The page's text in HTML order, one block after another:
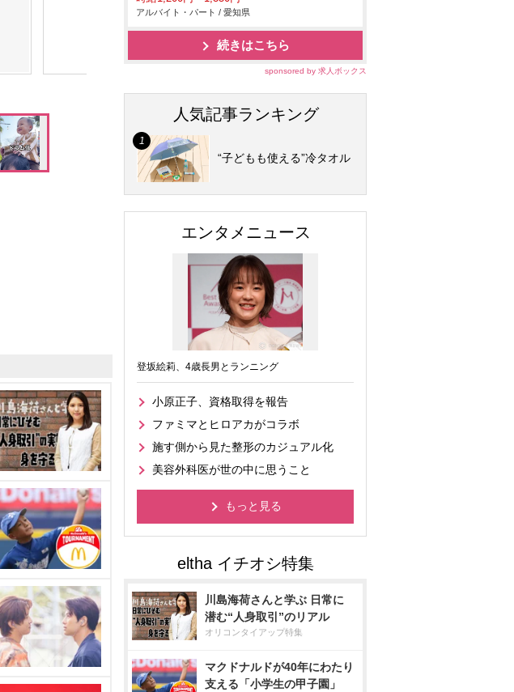
アルバイト・パート / 愛知県
続きはこちら
sponsored by 求人ボックス
人気記事ランキング
“子どもも使える”冷タオル
エンタメニュース
登坂絵莉、4歳長男とランニング
小原正子、資格取得を報告
ファミマとヒロアカがコラボ
施す側から見た整形のカジュアル化
美容外科医が世の中に思うこと
もっと見る
川島海荷さんと学ぶ 日常に
潜む“人身取引”のリアル
オリコンタイアップ特集
マクドナルドが40年にわたり
支える「小学生の甲子園」